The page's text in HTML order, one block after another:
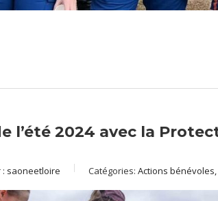
l’été 2024 avec la
saoneetloire Catégories: Actions